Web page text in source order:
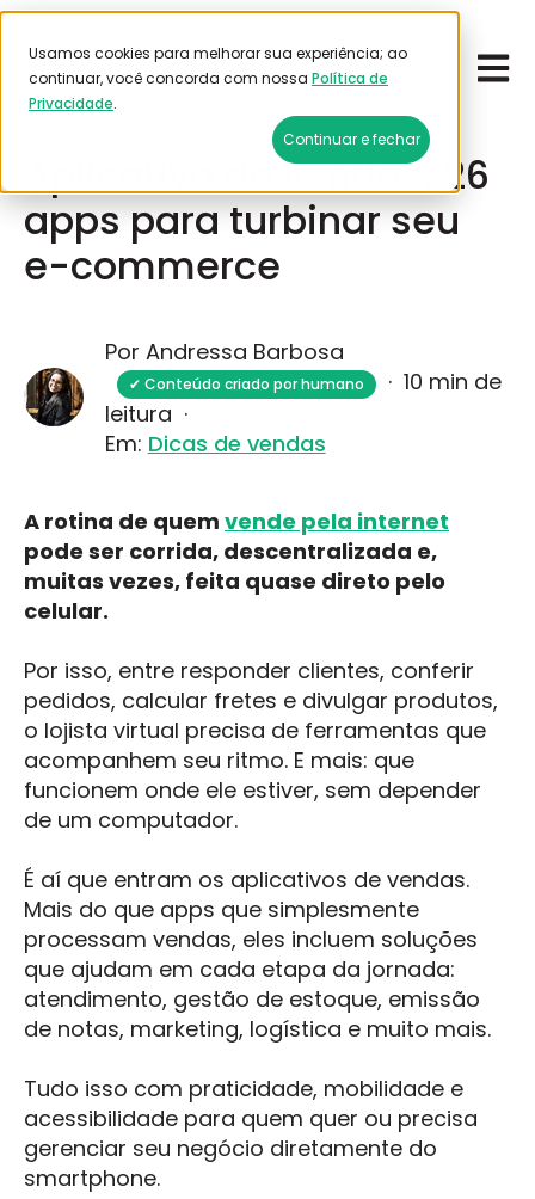
Usamos cookies para melhorar sua experiência; ao
continuar, você concorda com nossa Política de
Privacidade.
Continuar e fechar
Emitir frete
Aplicativo de vendas: 26
apps para turbinar seu
e-commerce
Por Andressa Barbosa
✔ Conteúdo criado por humano · 10 min de
leitura ·
Em: Dicas de vendas
A rotina de quem vende pela internet
pode ser corrida, descentralizada e,
muitas vezes, feita quase direto pelo
celular.
Por isso, entre responder clientes, conferir
pedidos, calcular fretes e divulgar produtos,
o lojista virtual precisa de ferramentas que
acompanhem seu ritmo. E mais: que
funcionem onde ele estiver, sem depender
de um computador.
É aí que entram os aplicativos de vendas.
Mais do que apps que simplesmente
processam vendas, eles incluem soluções
que ajudam em cada etapa da jornada:
atendimento, gestão de estoque, emissão
de notas, marketing, logística e muito mais.
Tudo isso com praticidade, mobilidade e
acessibilidade para quem quer ou precisa
gerenciar seu negócio diretamente do
smartphone.